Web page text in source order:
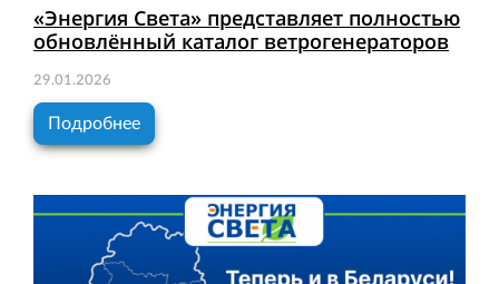
«Энергия Света» представляет полностью
обновлённый каталог ветрогенераторов
29.01.2026
Подробнее